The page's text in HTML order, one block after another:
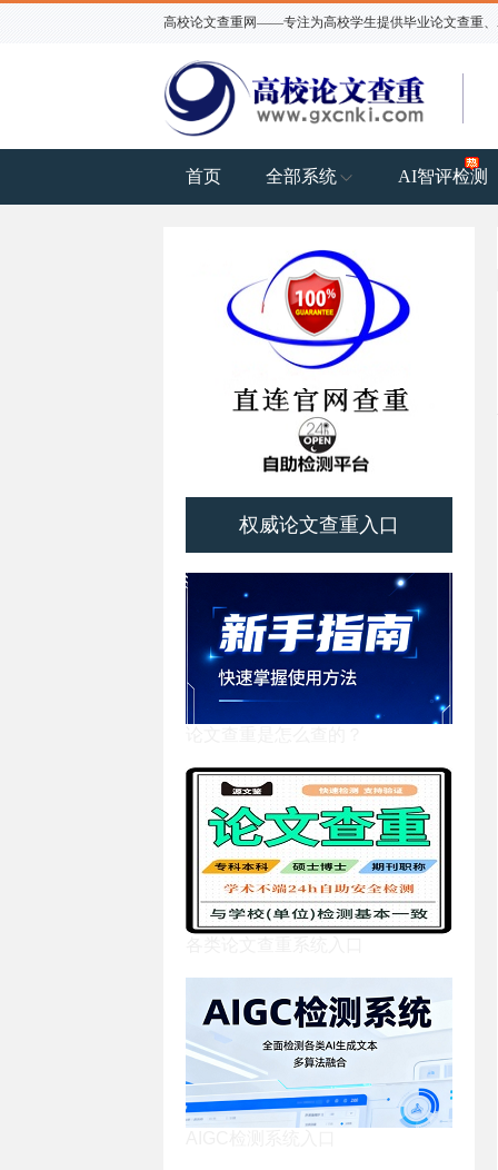
高校论文查重网——专注为高校学生提供毕业论文查重
首页 全部系统 AI智评检测
权威论文查重入口